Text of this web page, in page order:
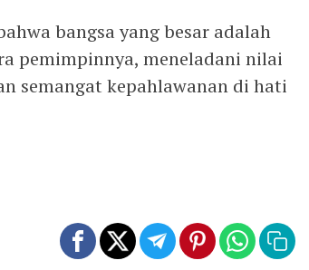
bangsa yang besar adalah
pemimpinnya, meneladani nilai
semangat kepahlawanan di hati